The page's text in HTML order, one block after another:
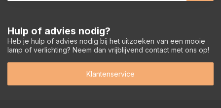
Hulp of advies nodig?
Heb je hulp of advies nodig bij het uitzoeken van een mooie
lamp of verlichting? Neem dan vrijblijvend contact met ons op!
Klantenservice